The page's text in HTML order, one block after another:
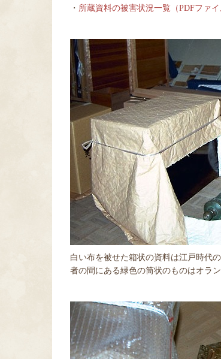
・ 所蔵資料の被害状況一覧（PDFファイ
白い布を被せた箱状の資料は江戸時代
者の間にある緑色の筒状のものはオラ